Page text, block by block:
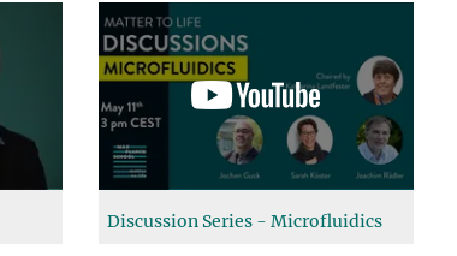
Discussion Series - Microfluidics